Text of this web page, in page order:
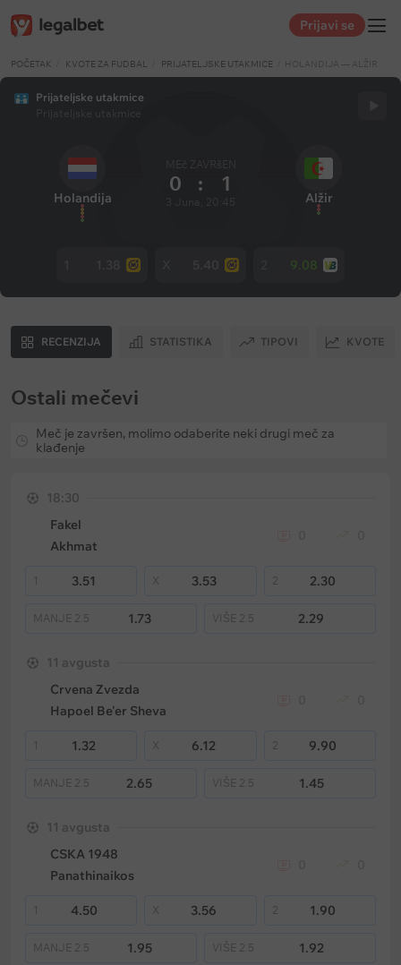
Prijavi se
POČETAK KVOTE ZA FUDBAL PRIJATELJSKE UTAKMICE HOLANDIJA — ALŽIR
Prijateljske utakmice
Holandija
0 : 1
Alžir
9.08
RECENZIJA STATISTIKA TIPOVI KVOTE
Ostali mečevi
Meč je završen, molimo odaberite neki drugi meč za
klađenje
18:30
Fakel
Akhmat
1 3.51 3.53 2 2.30
MANJE 2.5 1.73 VIŠE 2.5 2.29
11 avgusta
Crvena Zvezda
Hapoel Be'er Sheva
1 1.32 6.12 2 9.90
MANJE 2.5 2.65 VIŠE 2.5 1.45
11 avgusta
CSKA 1948
Panathinaikos
1 4.50 3.56 2 1.90
MANJE 2.5 1.95 VIŠE 2.5 1.92